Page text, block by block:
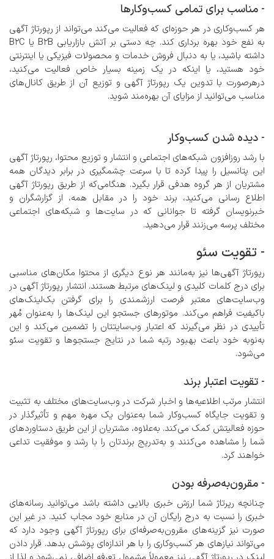
- مناسب برای تمامی کسب‌و‌کارها
هر کسب‌وکاری در هر حوزه‌ای که فعالیت می‌کند می‌تواند از رپورتاژ آگهی
به نفع خود بهره برداری کند. چه دستی بر آتش بازاریابی B2B یا B2C
داشته باشید، یا به دنبال فروش خدمات و محصولات فیزیکی یا اینترنتی
خود هستید، یا اینکه در یک زمینه بسیار خاص فعالیت می‌کنید،
درهرصورت با تدوین یک رپورتاژ آگهی و توزیع آن از طریق کانال‌های
مناسب می‌توانید از مزایای آن بهره‌مند شوید.
- دیده شدن کسب‌وکار
با رشد روزافزون شبکه‌های اجتماعی و انتشار و توزیع محتوا، رپورتاژ آگهی
این پتانسیل را پیدا کرده تا با سرعت چشمگیری در برابر دیدگان همه
مشتریان از هر گروه هدفی قرار بگیرد. هنگامی‌که از طریق رپورتاژ آگهی
اطلاع رسانی می‌کنید، برند خود را در مقابل همه، از گزارشگران و
خبرنویسان گرفته تا جوانانی که در سایت‌ها و شبکه‌های اجتماعی
مختلف پرسه می‌زنند قرار می‌دهید.
- تقویت سئو
رپورتاژ آگهی‌ها نیز به‌مانند هر نوع دیگری از محتوا مکان‌های مناسبی
برای درج کلمات کلیدی و لینک‌های مرتبط هستند. انتشار رپورتاژ آگهی در
وب‌سایت‌های معتبر فرصت ارزشمندی را برای گرفتن بک‌لینک‌های
باکیفیت فراهم می‌کند. موتورهای جستجو این لینک‌ها را به‌عنوان مُهر
تأییدی در نظر می‌گیرند که اعتبار وب‌سایتتان را تضمین می‌کند و این
به‌نوبه خود باعث بهبود رتبه شما در نتایج جستجوها و تقویت سئو
می‌شود.
- تقویت اعتبار برند
انتشار مرتب اطلاعیه‌ها و اخبار شرکت در وب‌سایت‌های مختلف به تثبیت
و تقویت جایگاه کسب‌وکار شما به‌عنوان یک مهره مهم و تأثیرگذار در
حوزه فعالیتش کمک می‌کند. به‌علاوه، مشتریان از این طریق دستاوردهای
شما را مشاهده می‌کنند و به‌تدریج برندتان را با رشد و موفقیت تداعی
خواهند کرد.
- مقرون‌به‌صرفه بودن
چنانچه رپرتاژ شما ارزش خبری بالایی داشته باشد می‌توانید رسانه‌های
خبری را نسبت به درج رایگان آن در منابع خود مجاب کنید. در غیر این
صورت نیز گزینه‌های مقرون‌به‌صرفه‌ای برای رپورتاژ آگهی وجود دارد که
می‌تواند نیازهای هر کسب‌وکاری را با هر اندازه‌ای پوشش بدهد. قرار دادن